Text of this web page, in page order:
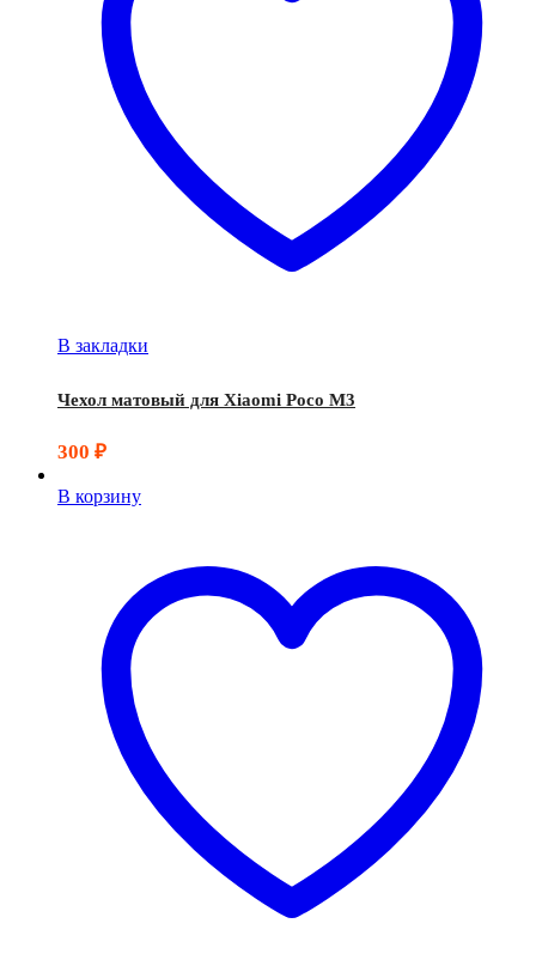
В закладки
Чехол матовый для Xiaomi Poco M3
300 ₽
В корзину